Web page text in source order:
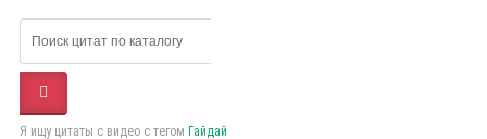
Я ищу цитаты с видео с тегом Гайдай